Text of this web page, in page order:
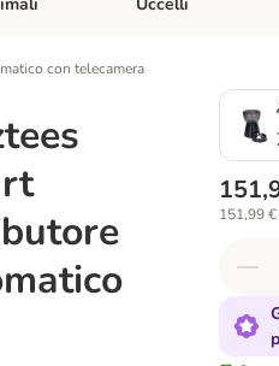
Diete e antiparassitari
Apri Menu
con telecamera
151,99 €